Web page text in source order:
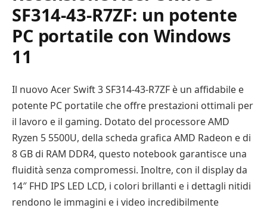
SF314-43-R7ZF: un potente
PC portatile con Windows
11
Il nuovo Acer Swift 3 SF314-43-R7ZF è un affidabile e
potente PC portatile che offre prestazioni ottimali per
il lavoro e il gaming. Dotato del processore AMD
Ryzen 5 5500U, della scheda grafica AMD Radeon e di
8 GB di RAM DDR4, questo notebook garantisce una
fluidità senza compromessi. Inoltre, con il display da
14″ FHD IPS LED LCD, i colori brillanti e i dettagli nitidi
rendono le immagini e i video incredibilmente